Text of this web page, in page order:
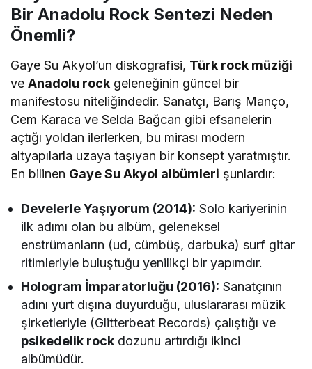
Bir Anadolu Rock Sentezi Neden
Önemli?
Gaye Su Akyol’un diskografisi, Türk rock müziği
veAnadolu rock geleneğinin güncel bir
manifestosu niteliğindedir. Sanatçı, Barış Manço,
Cem Karaca ve Selda Bağcan gibi efsanelerin
açtığı yoldan ilerlerken, bu mirası modern
altyapılarla uzaya taşıyan bir konsept yaratmıştır.
En bilinen Gaye Su Akyol albümleri şunlardır:
Develerle Yaşıyorum (2014): Solo kariyerinin
ilk adımı olan bu albüm, geleneksel
enstrümanların (ud, cümbüş, darbuka) surf gitar
ritimleriyle buluştuğu yenilikçi bir yapımdır.
Hologram İmparatorluğu (2016): Sanatçının
adını yurt dışına duyurduğu, uluslararası müzik
şirketleriyle (Glitterbeat Records) çalıştığı ve
psikedelik rock dozunu artırdığı ikinci
albümüdür.